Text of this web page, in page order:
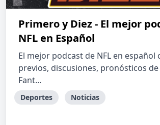
Primero y Diez - El mejor
NFL en Español
El mejor podcast de NFL en español
previos, discusiones, pronósticos
Fant...
Deportes Noticias